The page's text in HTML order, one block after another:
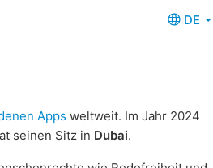
DE
Apps weltweit. Im Jahr 2024
seinen Sitz in Dubai.